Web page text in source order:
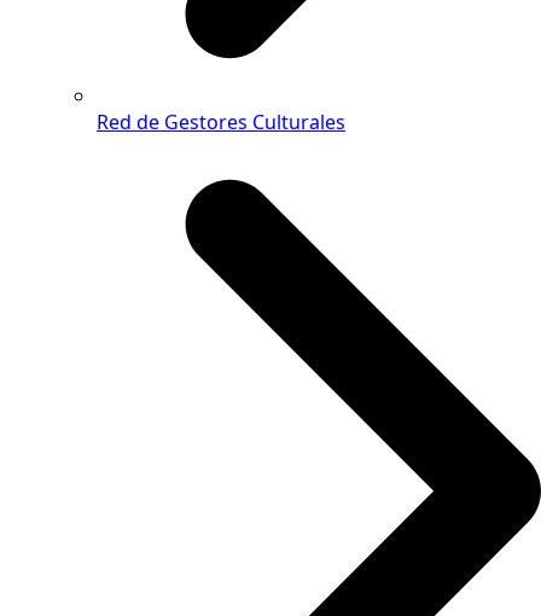
Red de Gestores Culturales